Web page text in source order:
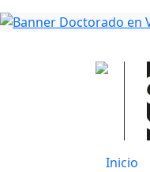
Inicio